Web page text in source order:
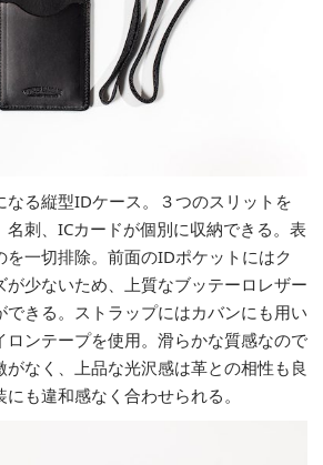
なる縦型IDケース。３つのスリットを
刺、ICカードが個別に収納できる。表
一切排除。前面のIDポケットにはク
が少ないため、上質なブッテーロレザー
できる。ストラップにはカバンにも用い
ロンテープを使用。滑らかな質感なので
がなく、上品な光沢感は革との相性も良
も違和感なく合わせられる。